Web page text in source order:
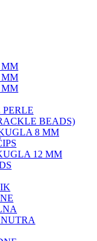
MM
MM
MM
BEADS)
8 MM
12 MM